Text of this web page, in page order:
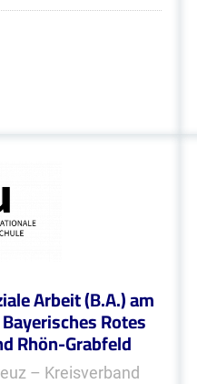
Arbeit (B.A.) am
Rotes
Rhön-Grabfeld
– Kreisverband